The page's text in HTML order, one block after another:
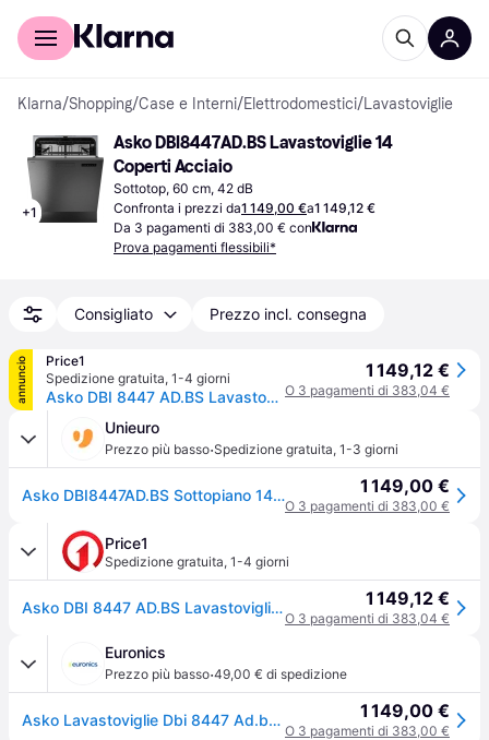
Per il tuo shopping
Klarna/Shopping/Case e Interni/Elettrodomestici/Lavastoviglie
+1
Asko DBI8447AD.BS Lavastoviglie 14
Coperti Acciaio
Sottotop, 60 cm, 42 dB
Confronta i prezzi da1 149,00 €a1 149,12 €
Da 3 pagamenti di 383,00 € con
Prova pagamenti flessibili*
Consigliato Prezzo incl. consegna
annuncio
Price1
Spedizione gratuita, 1-4 giorni
Asko DBI 8447 AD.BS Lavastoviglie Classe A 14 coperti-Acciaio (DBI8447AD.S)
1 149,12 €
O 3 pagamenti di 383,04 €
Unieuro
Prezzo più basso·Spedizione gratuita, 1-3 giorni
Asko DBI8447AD.BS Sottopiano 14 coperti 1 149,00 €
O 3 pagamenti di 383,00 €
Price1
Spedizione gratuita, 1-4 giorni
Asko DBI 8447 AD.BS Lavastoviglie Classe A 14 coperti-Acciaio (DBI8447AD.S) 1 149,12 €
O 3 pagamenti di 383,04 €
Euronics
Prezzo più basso·49,00 € di spedizione
Asko Lavastoviglie Dbi 8447 Ad.bs Classe A 14 Coperti-black Steel 1 149,00 €
O 3 pagamenti di 383,00 €